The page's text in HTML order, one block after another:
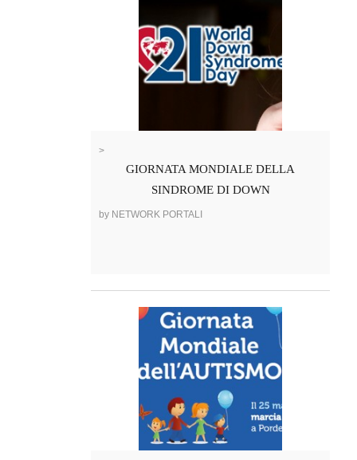
>
GIORNATA MONDIALE DELLA
SINDROME DI DOWN
by NETWORK PORTALI